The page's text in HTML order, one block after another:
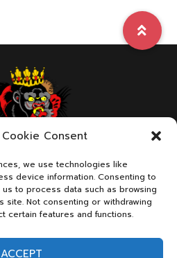
Consent
we use technologies like
device information. Consenting to
to process data such as browsing
site. Not consenting or withdrawing
certain features and functions.
ACCEPT
US
in combat sports